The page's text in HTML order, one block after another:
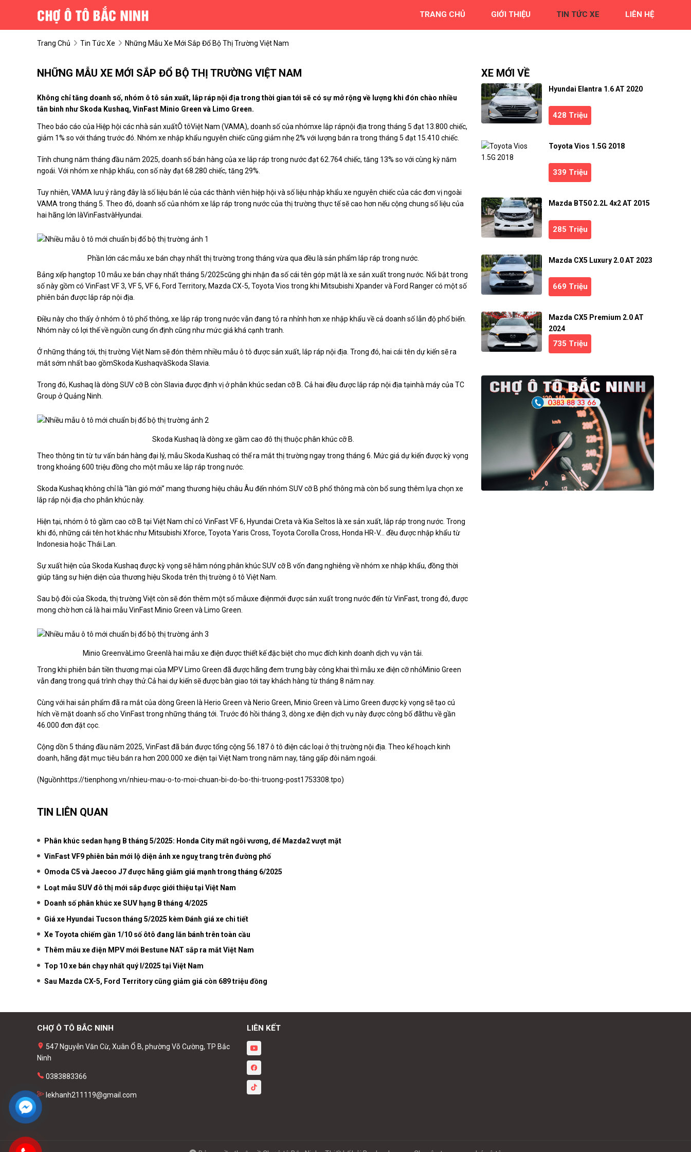
TRANG CHỦ GIỚI THIỆU TIN TỨC XE LIÊN HỆ
Trang Chủ Tin Tức Xe Những Mẫu Xe Mới Sắp Đổ Bộ Thị Trường Việt Nam
NHỮNG MẪU XE MỚI SẮP ĐỔ BỘ THỊ TRƯỜNG VIỆT NAM
Không chỉ tăng doanh số, nhóm ô tô sản xuất, lắp ráp nội địa trong thời gian tới sẽ có sự mở rộng về lượng khi đón chào nhiều
tân binh như Skoda Kushaq, VinFast Minio Green và Limo Green.
Theo báo cáo của Hiệp hội các nhà sản xuấtÔ tôViệt Nam (VAMA), doanh số của nhómxe lắp rápnội địa trong tháng 5 đạt 13.800 chiếc,
giảm 1% so với tháng trước đó. Nhóm xe nhập khẩu nguyên chiếc cũng giảm nhẹ 2% với lượng bán ra trong tháng 5 đạt 15.410 chiếc.
Tính chung năm tháng đầu năm 2025, doanh số bán hàng của xe lắp ráp trong nước đạt 62.764 chiếc, tăng 13% so với cùng kỳ năm
ngoái. Với nhóm xe nhập khẩu, con số này đạt 68.280 chiếc, tăng 29%.
Tuy nhiên, VAMA lưu ý rằng đây là số liệu bán lẻ của các thành viên hiệp hội và số liệu nhập khẩu xe nguyên chiếc của các đơn vị ngoài
VAMA trong tháng 5. Theo đó, doanh số của nhóm xe lắp ráp trong nước của thị trường thực tế sẽ cao hơn nếu cộng chung số liệu của
hai hãng lớn làVinFastvàHyundai.
Phần lớn các mẫu xe bán chạy nhất thị trường trong tháng vừa qua đều là sản phẩm lắp ráp trong nước.
Bảng xếp hạngtop 10 mẫu xe bán chạy nhất tháng 5/2025cũng ghi nhận đa số cái tên góp mặt là xe sản xuất trong nước. Nổi bật trong
số này gồm có VinFast VF 3, VF 5, VF 6, Ford Territory, Mazda CX-5, Toyota Vios trong khi Mitsubishi Xpander và Ford Ranger có một số
phiên bản được lắp ráp nội địa.
Điều này cho thấy ở nhóm ô tô phổ thông, xe lắp ráp trong nước vẫn đang tỏ ra nhỉnh hơn xe nhập khẩu về cả doanh số lẫn độ phổ biến.
Nhóm này có lợi thế về nguồn cung ổn định cũng như mức giá khá cạnh tranh.
Ở những tháng tới, thị trường Việt Nam sẽ đón thêm nhiều mẫu ô tô được sản xuất, lắp ráp nội địa. Trong đó, hai cái tên dự kiến sẽ ra
mắt sớm nhất bao gồmSkoda KushaqvàSkoda Slavia.
Trong đó, Kushaq là dòng SUV cỡ B còn Slavia được định vị ở phân khúc sedan cỡ B. Cả hai đều được lắp ráp nội địa tạinhà máy của TC
Group ở Quảng Ninh.
Skoda Kushaq là dòng xe gầm cao đô thị thuộc phân khúc cỡ B.
Theo thông tin từ tư vấn bán hàng đại lý, mẫu Skoda Kushaq có thể ra mắt thị trường ngay trong tháng 6. Mức giá dự kiến được kỳ vọng
trong khoảng 600 triệu đồng cho một mẫu xe lắp ráp trong nước.
Skoda Kushaq không chỉ là “làn gió mới” mang thương hiệu châu Âu đến nhóm SUV cỡ B phổ thông mà còn bổ sung thêm lựa chọn xe
lắp ráp nội địa cho phân khúc này.
Hiện tại, nhóm ô tô gầm cao cỡ B tại Việt Nam chỉ có VinFast VF 6, Hyundai Creta và Kia Seltos là xe sản xuất, lắp ráp trong nước. Trong
khi đó, những cái tên hot khác như Mitsubishi Xforce, Toyota Yaris Cross, Toyota Corolla Cross, Honda HR-V… đều được nhập khẩu từ
Indonesia hoặc Thái Lan.
Sự xuất hiện của Skoda Kushaq được kỳ vọng sẽ hâm nóng phân khúc SUV cỡ B vốn đang nghiêng về nhóm xe nhập khẩu, đồng thời
giúp tăng sự hiện diện của thương hiệu Skoda trên thị trường ô tô Việt Nam.
Sau bộ đôi của Skoda, thị trường Việt còn sẽ đón thêm một số mẫuxe điệnmới được sản xuất trong nước đến từ VinFast, trong đó, được
mong chờ hơn cả là hai mẫu VinFast Minio Green và Limo Green.
Minio GreenvàLimo Greenlà hai mẫu xe điện được thiết kế đặc biệt cho mục đích kinh doanh dịch vụ vận tải.
Trong khi phiên bản tiền thương mại của MPV Limo Green đã được hãng đem trưng bày công khai thì mẫu xe điện cỡ nhỏMinio Green
vẫn đang trong quá trình chạy thử.Cả hai dự kiến sẽ được bàn giao tới tay khách hàng từ tháng 8 năm nay.
Cùng với hai sản phẩm đã ra mắt của dòng Green là Herio Green và Nerio Green, Minio Green và Limo Green được kỳ vọng sẽ tạo cú
hích về mặt doanh số cho VinFast trong những tháng tới. Trước đó hồi tháng 3, dòng xe điện dịch vụ này được công bố đãthu về gần
46.000 đơn đặt cọc.
Cộng dồn 5 tháng đầu năm 2025, VinFast đã bán được tổng cộng 56.187 ô tô điện các loại ở thị trường nội địa. Theo kế hoạch kinh
doanh, hãng đặt mục tiêu bán ra hơn 200.000 xe điện tại Việt Nam trong năm nay, tăng gấp đôi năm ngoái.
(Nguồnhttps://tienphong.vn/nhieu-mau-o-to-moi-chuan-bi-do-bo-thi-truong-post1753308.tpo)
TIN LIÊN QUAN
Phân khúc sedan hạng B tháng 5/2025: Honda City mất ngôi vương, để Mazda2 vượt mặt
VinFast VF9 phiên bản mới lộ diện ảnh xe nguỵ trang trên đường phố
Omoda C5 và Jaecoo J7 được hãng giảm giá mạnh trong tháng 6/2025
Loạt mẫu SUV đô thị mới sắp được giới thiệu tại Việt Nam
Doanh số phân khúc xe SUV hạng B tháng 4/2025
Giá xe Hyundai Tucson tháng 5/2025 kèm Đánh giá xe chi tiết
Xe Toyota chiếm gần 1/10 số ôtô đang lăn bánh trên toàn cầu
Thêm mẫu xe điện MPV mới Bestune NAT sắp ra mắt Việt Nam
Top 10 xe bán chạy nhất quý I/2025 tại Việt Nam
Sau Mazda CX-5, Ford Territory cũng giảm giá còn 689 triệu đồng
XE MỚI VỀ
Hyundai Elantra 1.6 AT 2020
428 Triệu
Toyota Vios 1.5G 2018
339 Triệu
Mazda BT50 2.2L 4x2 AT 2015
285 Triệu
Mazda CX5 Luxury 2.0 AT 2023
669 Triệu
Mazda CX5 Premium 2.0 AT
2024
735 Triệu
CHỢ Ô TÔ BẮC NINH
547 Nguyễn Văn Cừ, Xuân Ổ B, phường Võ Cường, TP Bắc
Ninh
0383883366
lekhanh211119@gmail.com
LIÊN KẾT